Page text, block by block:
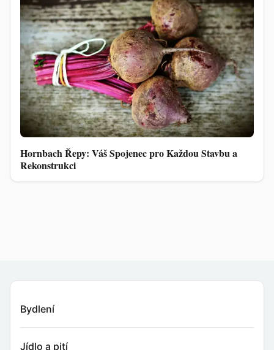
Hornbach Řepy: Váš Spojenec pro Každou Stavbu a
Rekonstrukci
Bydlení
Jídlo a pití